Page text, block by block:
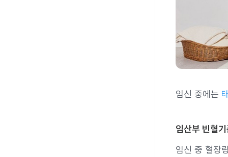
임신 중에는
임산부 빈혈
임신 중 혈장